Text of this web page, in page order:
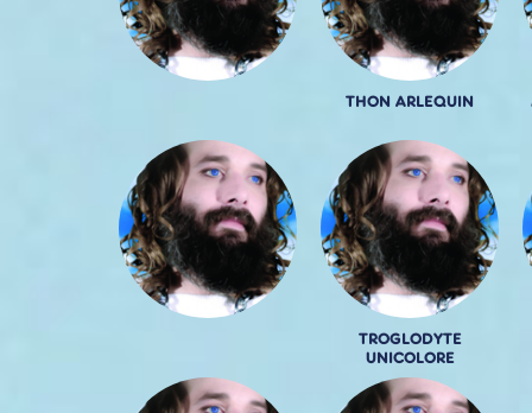
THON ARLEQUIN
TROGLODYTE
UNICOLORE